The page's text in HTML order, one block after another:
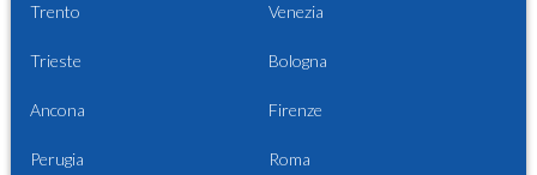
Trento Venezia
Trieste Bologna
Ancona Firenze
Perugia Roma